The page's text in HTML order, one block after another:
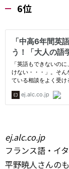
6位
ej.alc.co.jp
フランス語・イ
平野暁人さんの